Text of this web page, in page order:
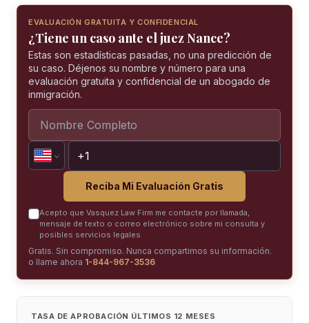
EVALUACIÓN GRATUITA Y CONFIDENCIAL
¿Tiene un caso ante el juez Nance?
Estas son estadísticas pasadas, no una predicción de
su caso. Déjenos su nombre y número para una
evaluación gratuita y confidencial de un abogado de
inmigración.
Reciba Mi Evaluación Gratis
Acepto que Vasquez Law Firm me contacte por llamada,
mensaje de texto o correo electrónico sobre mi consulta y
posibles servicios legales.
Gratis. Sin compromiso. Nunca compartimos su información.
o llame ahora 1-844-967-3536
TASA DE APROBACIÓN ÚLTIMOS 12 MESES